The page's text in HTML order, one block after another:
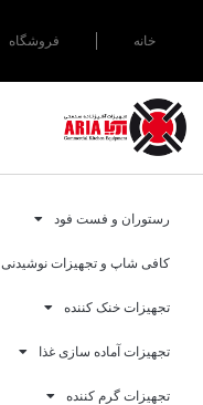
خانه فروشگاه
رستوران و فست فود
کافی شاپ و تجهیزات نوشیدنی
تجهیزات خنک کننده
تجهیزات آماده سازی غذا
تجهیزات گرم کننده